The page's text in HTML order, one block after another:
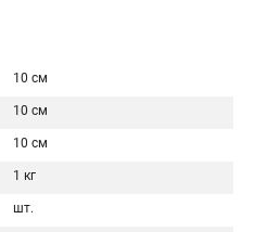
10 см
10 см
10 см
1 кг
шт.